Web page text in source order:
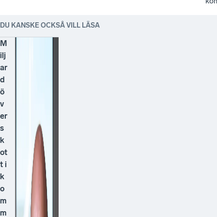
DU KANSKE OCKSÅ VILL LÄSA
M
ilj
ar
d
ö
v
er
s
k
ot
t i
k
o
m
m